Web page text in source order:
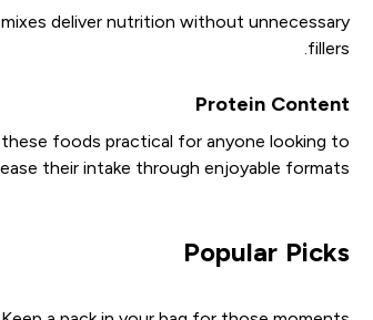
deliver nutrition without unnecessary
fillers.
Protein Content
these foods practical for anyone looking to
their intake through enjoyable formats.
Popular Picks